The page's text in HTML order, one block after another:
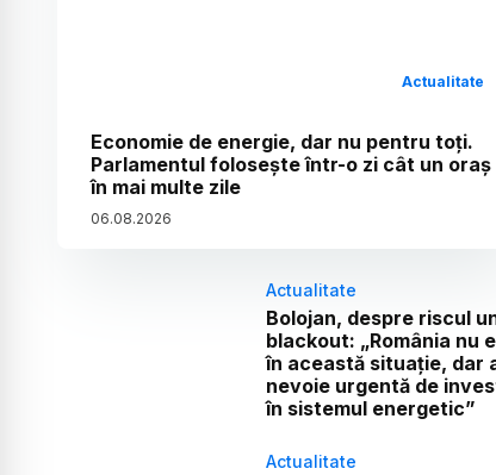
Actualitate
Economie de energie, dar nu pentru toți.
Parlamentul folosește într-o zi cât un oraș
în mai multe zile
06.08.2026
Actualitate
Bolojan, despre riscul
blackout: „România nu
în această situație, dar
nevoie urgentă de
în sistemul energetic”
Actualitate